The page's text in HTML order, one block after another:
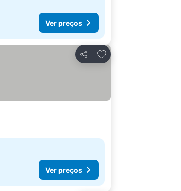
Ver preços
Partilhar
Adicionar aos favoritos
Ver preços